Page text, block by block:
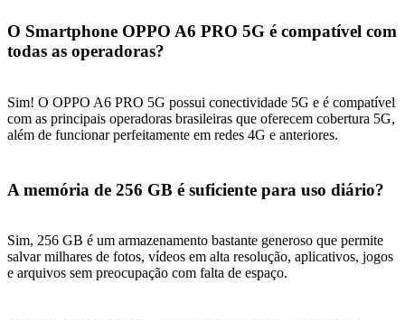
O Smartphone OPPO A6 PRO 5G é compatível com
todas as operadoras?
Sim! O OPPO A6 PRO 5G possui conectividade 5G e é compatível
com as principais operadoras brasileiras que oferecem cobertura 5G,
além de funcionar perfeitamente em redes 4G e anteriores.
A memória de 256 GB é suficiente para uso diário?
Sim, 256 GB é um armazenamento bastante generoso que permite
salvar milhares de fotos, vídeos em alta resolução, aplicativos, jogos
e arquivos sem preocupação com falta de espaço.